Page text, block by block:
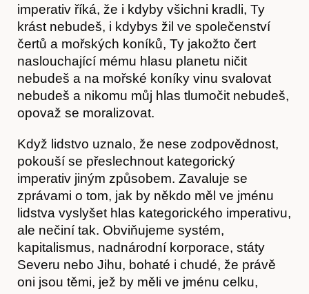
Články
imperativ říká, že i kdyby všichni kradli, Ty
krást nebudeš, i kdybys žil ve společenství
čertů a mořských koníků, Ty jakožto čert
naslouchající mému hlasu planetu ničit
nebudeš a na mořské koníky vinu svalovat
nebudeš a nikomu můj hlas tlumočit nebudeš,
opovaž se moralizovat.
Když lidstvo uznalo, že nese zodpovědnost,
pokouší se přeslechnout kategorický
imperativ jiným způsobem. Zavaluje se
zprávami o tom, jak by někdo měl ve jménu
lidstva vyslyšet hlas kategorického imperativu,
ale nečiní tak. Obviňujeme systém,
kapitalismus, nadnárodní korporace, státy
Severu nebo Jihu, bohaté i chudé, že právě
oni jsou těmi, jež by měli ve jménu celku,